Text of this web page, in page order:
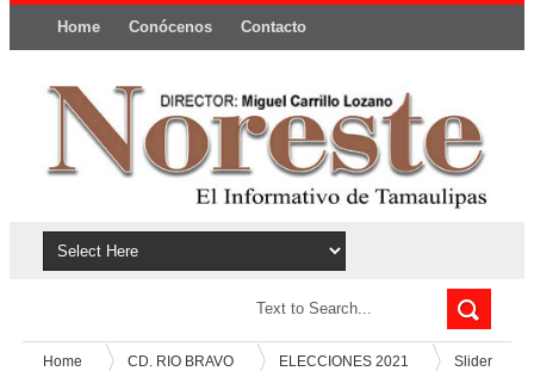
Home Conócenos Contacto
Home CD. RIO BRAVO ELECCIONES 2021
Slider